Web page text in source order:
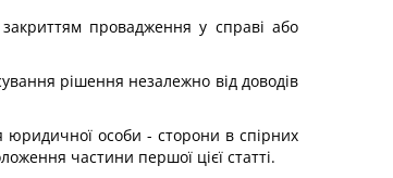
провадження у справі або
рішення незалежно від доводів
юридичної особи - сторони в спірних
частини першої цієї статті.